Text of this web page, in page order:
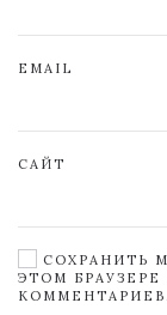
EMAIL
САЙТ
СОХРАНИТЬ
ЭТОМ
КОММЕНТАРИЕВ.